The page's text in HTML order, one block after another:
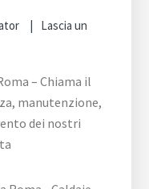
Lascia un
– Chiama il
manutenzione,
dei nostri